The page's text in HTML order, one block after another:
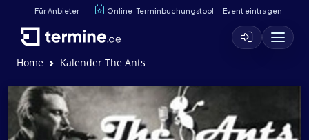
Für Anbieter Online-Terminbuchungstool Event eintragen
Home Kalender The Ants